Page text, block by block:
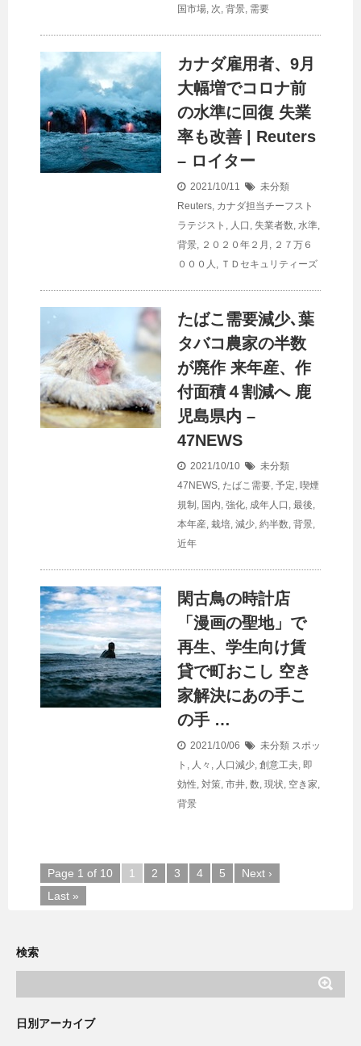
国市場, 次, 背景, 需要
カナダ雇用者、9月
大幅増でコロナ前
の水準に回復 失業
率も改善 | Reuters
– ロイター
2021/10/11
未分類
Reuters, カナダ担当チーフスト
ラテジスト , 人口 , 失業者数, 水準,
背景, ２０２０年２月 , ２７万６
０００人 , ＴＤセキュリティーズ
たばこ需要減少､葉
タバコ農家の半数
が廃作 来年産、作
付面積４割減へ 鹿
児島県内 –
47NEWS
2021/10/10
未分類
47NEWS, たばこ需要, 予定, 喫煙
規制 , 国内, 強化, 成年人口 , 最後,
本年産, 栽培, 減少, 約半数, 背景,
近年
閑古鳥の時計店
「漫画の聖地」で
再生、学生向け賃
貸で町おこし 空き
家解決にあの手こ
の手 …
2021/10/06 未分類 スポッ
ト , 人々 , 人口減少, 創意工夫, 即
効性, 対策, 市井, 数, 現状, 空き家,
背景
Page 1 of 10 1 2 3 4 5
Next ›
Last »
検索
日別アーカイブ